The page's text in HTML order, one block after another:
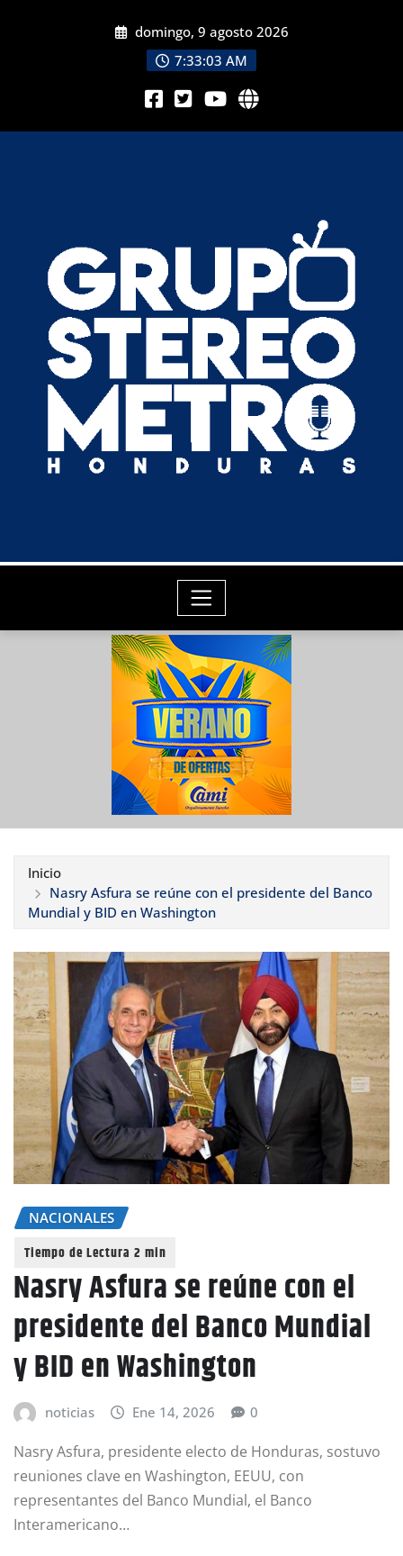
domingo, 9 agosto 2026
7:33:03 AM
Inicio
Nasry Asfura se reúne con el presidente del Banco
Mundial y BID en Washington
NACIONALES
Nasry Asfura se reúne con el
presidente del Banco Mundial
y BID en Washington
noticias Ene 14, 2026 0
Nasry Asfura, presidente electo de Honduras, sostuvo
reuniones clave en Washington, EEUU, con
representantes del Banco Mundial, el Banco
Interamericano…